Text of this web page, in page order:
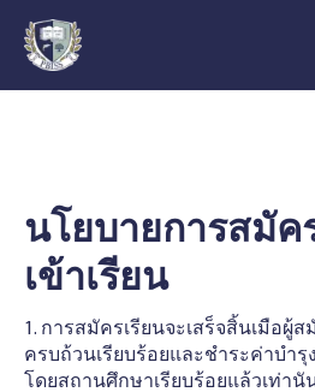
นโยบายการสมัค
เข้าเรียน
1. การสมัครเรียนจะเสร็จสิ้นเมือผู้
ครบถ้วนเรียบร้อยและชําระค่าบํารุ
โดยสถานศึกษาเรียบร้อยแล้วเท่านั